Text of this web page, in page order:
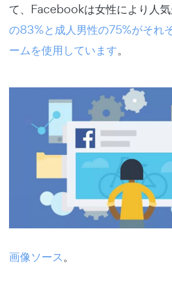
て、Facebookは女性により人気
の83%と成人男性の75%がそれ
ームを使用しています。
画像ソース。